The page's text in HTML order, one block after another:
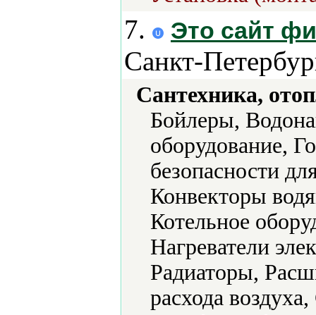
7. Это сайт
Санкт-
Сантехника,
Бойлеры,
оборудование,
безопасности
Конвекторы
Котельное
Нагреватели
Радиаторы,
расхода